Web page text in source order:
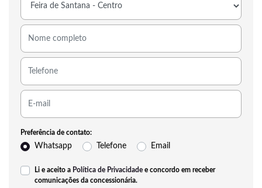
Preferência de contato:
Whatsapp Telefone Email
Li e aceito a Política de Privacidade e concordo em receber
comunicações da concessionária.